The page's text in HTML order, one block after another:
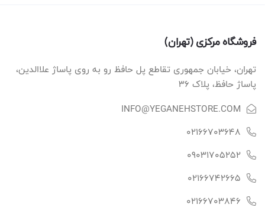
فروشگاه مرکزی (تهران)
تهران، خیابان جمهوری تقاطع پل حافظ رو به روی پاساژ علاالدین،
پاساژ حافظ، پلاک ۳۶
INFO@YEGANEHSTORE.COM
02166703648
09031705252
02166742665
02166703846